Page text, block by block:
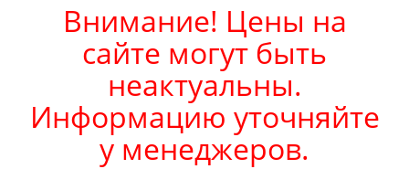
Внимание! Цены на
сайте могут быть
неактуальны.
Информацию уточняйте
у менеджеров.